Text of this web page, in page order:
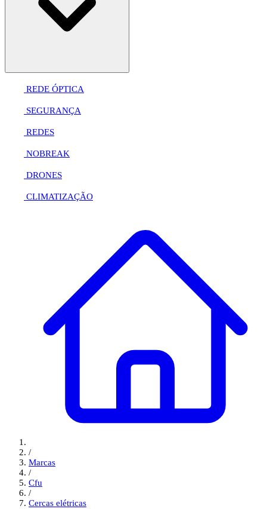
REDE ÓPTICA
SEGURANÇA
REDES
NOBREAK
DRONES
CLIMATIZAÇÃO
/
Marcas
/
Cfu
/
Cercas elétricas